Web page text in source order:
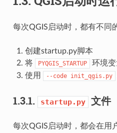
每次QGIS启动时，都有不同
创建startup.py脚本
将
PYQGIS_STARTUP
环境
使用
--code init_qgis.py
1.3.1. startup.py 文件
每次QGIS启动时，都会在用